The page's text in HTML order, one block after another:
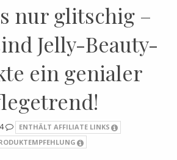
nur glitschig –
Jelly-Beauty-
ein genialer
4
ENTHÄLT AFFILIATE LINKS